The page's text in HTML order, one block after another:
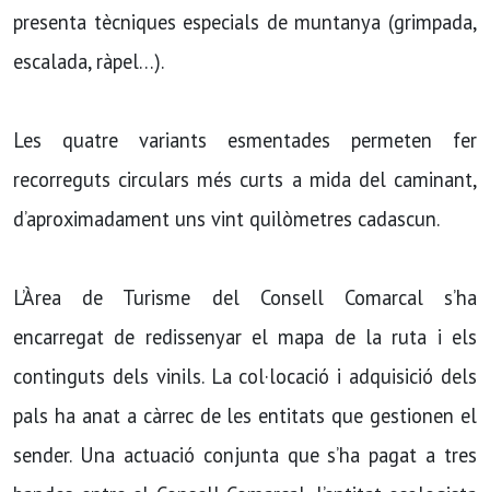
presenta tècniques especials de muntanya (grimpada,
escalada, ràpel…).
Les quatre variants esmentades permeten fer
recorreguts circulars més curts a mida del caminant,
d’aproximadament uns vint quilòmetres cadascun.
L’Àrea de Turisme del Consell Comarcal s’ha
encarregat de redissenyar el mapa de la ruta i els
continguts dels vinils. La col·locació i adquisició dels
pals ha anat a càrrec de les entitats que gestionen el
sender. Una actuació conjunta que s’ha pagat a tres